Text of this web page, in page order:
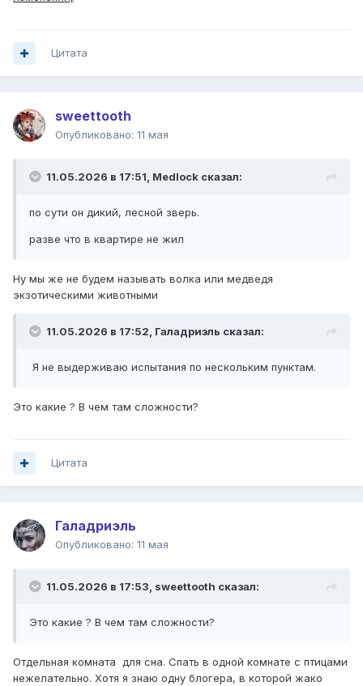
Цитата
sweettooth
Опубликовано: 11 мая
11.05.2026 в 17:51, Medlock сказал:
по сути он дикий, лесной зверь.
разве что в квартире не жил
Ну мы же не будем называть волка или медведя
экзотическими животными
11.05.2026 в 17:52, Галадриэль сказал:
Я не выдерживаю испытания по нескольким пунктам.
Это какие ? В чем там сложности?
Цитата
Галадриэль
Опубликовано: 11 мая
11.05.2026 в 17:53, sweettooth сказал:
Это какие ? В чем там сложности?
Отдельная комната для сна. Спать в одной комнате с птицами
нежелательно. Хотя я знаю одну блогера, в которой жако